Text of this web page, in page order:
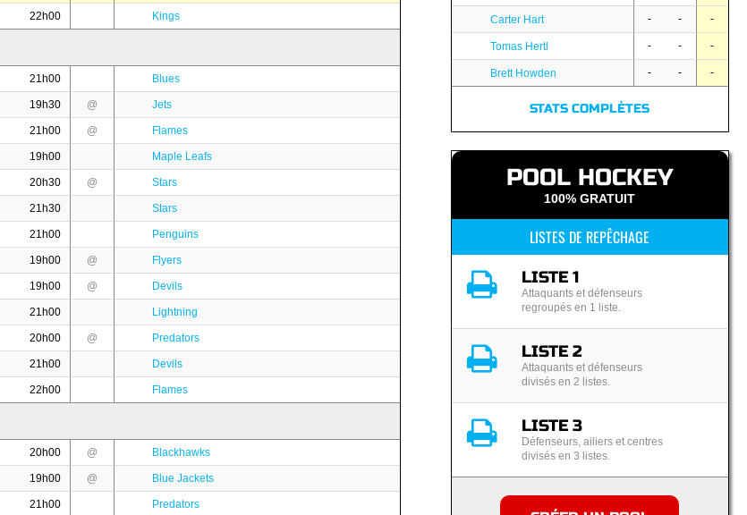
22h00 Kings
21h00 Blues
19h30 @ Jets
21h00 @ Flames
19h00 Maple Leafs
20h30 @ Stars
21h30 Stars
21h00 Penguins
19h00 @ Flyers
19h00 @ Devils
21h00 Lightning
20h00 @ Predators
21h00 Devils
22h00 Flames
20h00 @ Blackhawks
19h00 @ Blue Jackets
21h00 Predators
Carter Hart - - -
Tomas Hertl - - -
Brett Howden - - -
STATS COMPLÈTES
POOL HOCKEY
100% GRATUIT
LISTES DE REPÊCHAGE
LISTE 1
Attaquants et défenseurs
regroupés en 1 liste.
LISTE 2
Attaquants et défenseurs
divisés en 2 listes.
LISTE 3
Défenseurs, ailiers et centres
divisés en 3 listes.